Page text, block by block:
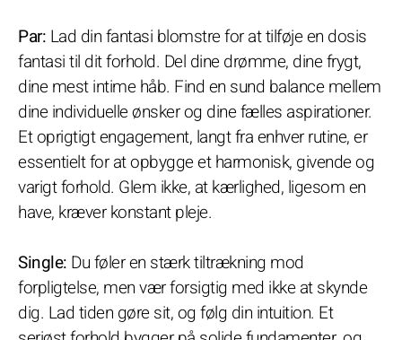
Par: Lad din fantasi blomstre for at tilføje en dosis
fantasi til dit forhold. Del dine drømme, dine frygt,
dine mest intime håb. Find en sund balance mellem
dine individuelle ønsker og dine fælles aspirationer.
Et oprigtigt engagement, langt fra enhver rutine, er
essentielt for at opbygge et harmonisk, givende og
varigt forhold. Glem ikke, at kærlighed, ligesom en
have, kræver konstant pleje.
Single: Du føler en stærk tiltrækning mod
forpligtelse, men vær forsigtig med ikke at skynde
dig. Lad tiden gøre sit, og følg din intuition. Et